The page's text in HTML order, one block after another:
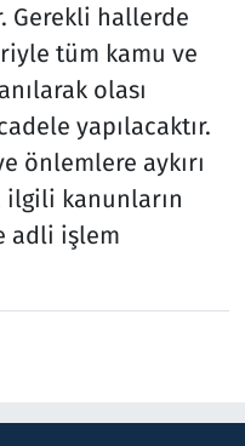
Gerekli hallerde
tüm kamu ve
olası
yapılacaktır.
önlemlere aykırı
ilgili kanunların
adli işlem